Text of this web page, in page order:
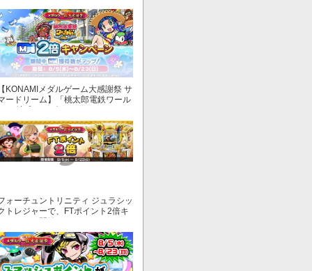
KONAMIメダルゲーム大感謝祭 サ
ードリーム】「桃太郎電鉄ワール
」でマイル獲得数が2倍！
ォーチュントリニティ ジュラシッ
トレジャーで、FTポイント2倍キ